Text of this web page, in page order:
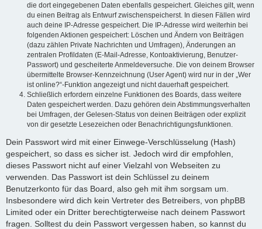
die dort eingegebenen Daten ebenfalls gespeichert. Gleiches gilt, wenn
du einen Beitrag als Entwurf zwischenspeicherst. In diesen Fällen wird
auch deine IP-Adresse gespeichert. Die IP-Adresse wird weiterhin bei
folgenden Aktionen gespeichert: Löschen und Ändern von Beiträgen
(dazu zählen Private Nachrichten und Umfragen), Änderungen an
zentralen Profildaten (E-Mail-Adresse, Kontoaktivierung, Benutzer-
Passwort) und gescheiterte Anmeldeversuche. Die von deinem Browser
übermittelte Browser-Kennzeichnung (User Agent) wird nur in der „Wer
ist online?“-Funktion angezeigt und nicht dauerhaft gespeichert.
Schließlich erfordern einzelne Funktionen des Boards, dass weitere
Daten gespeichert werden. Dazu gehören dein Abstimmungsverhalten
bei Umfragen, der Gelesen-Status von deinen Beiträgen oder explizit
von dir gesetzte Lesezeichen oder Benachrichtigungsfunktionen.
Dein Passwort wird mit einer Einwege-Verschlüsselung (Hash)
gespeichert, so dass es sicher ist. Jedoch wird dir empfohlen,
dieses Passwort nicht auf einer Vielzahl von Webseiten zu
verwenden. Das Passwort ist dein Schlüssel zu deinem
Benutzerkonto für das Board, also geh mit ihm sorgsam um.
Insbesondere wird dich kein Vertreter des Betreibers, von phpBB
Limited oder ein Dritter berechtigterweise nach deinem Passwort
fragen. Solltest du dein Passwort vergessen haben, so kannst du